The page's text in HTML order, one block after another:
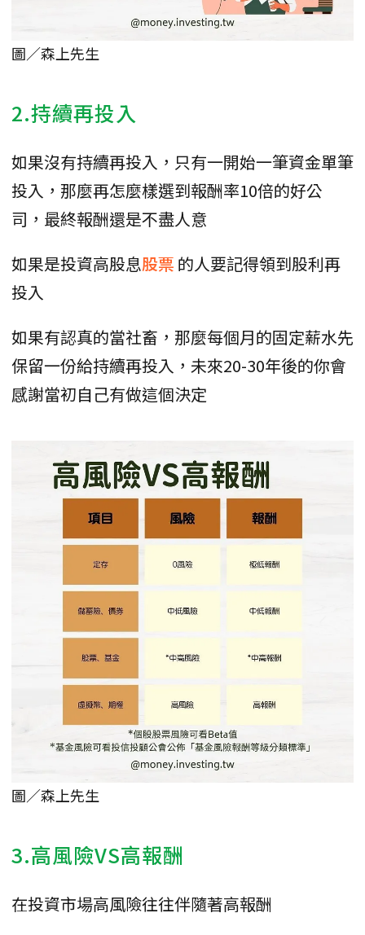
圖／森上先生
2.持續再投入
如果沒有持續再投入，只有一開始一筆資金單筆
投入，那麼再怎麼樣選到報酬率10倍的好公
司，最終報酬還是不盡人意
如果是投資高股息股票 的人要記得領到股利再
投入
如果有認真的當社畜，那麼每個月的固定薪水先
保留一份給持續再投入，未來20-30年後的你會
感謝當初自己有做這個決定
圖／森上先生
3.高風險VS高報酬
在投資市場高風險往往伴隨著高報酬